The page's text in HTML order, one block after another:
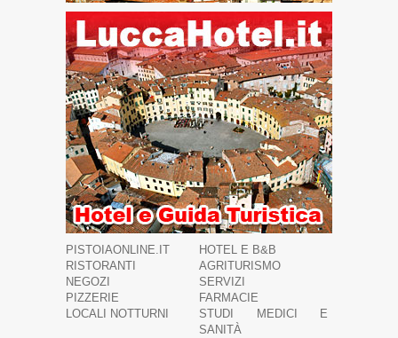
PISTOIAONLINE.IT
HOTEL E B&B
RISTORANTI
AGRITURISMO
NEGOZI
SERVIZI
PIZZERIE
FARMACIE
LOCALI NOTTURNI
STUDI MEDICI E
SANITÀ